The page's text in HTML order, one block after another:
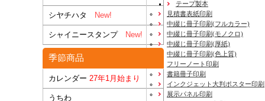
シヤチハタ New!
シャイニースタンプNew!
季節商品
カレンダー 27年1月始まり
うちわ
テープ製本
見積書表紙印刷
中綴じ冊子印刷(フルカラー)
中綴じ冊子印刷(モノクロ)
中綴じ冊子印刷(厚紙)
中綴じ冊子印刷(色上質)
フリーノート印刷
書籍冊子印刷
インクジェット大判ポスター印刷
展示パネル印刷